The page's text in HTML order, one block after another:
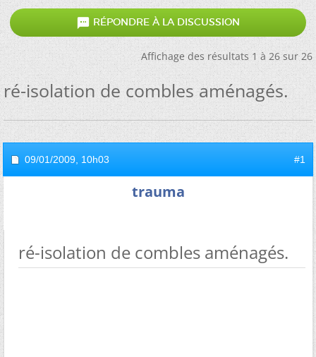
 RÉPONDRE À LA DISCUSSION
Affichage des résultats 1 à 26 sur 26
ré-isolation de combles aménagés.
09/01/2009, 10h03 #1
trauma
ré-isolation de combles aménagés.